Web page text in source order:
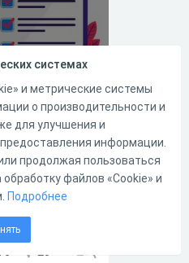
26214 56
учащихся 5
данной
системах
и метрические системы
о производительности и
для улучшения и
информации.
продолжая пользоваться
файлов «Cookie» и
Подробнее